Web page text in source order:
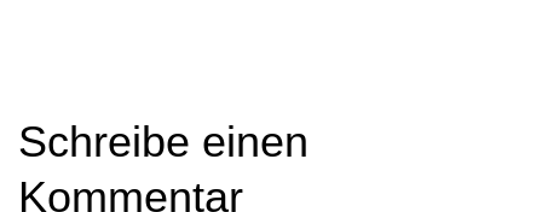
Schreibe einen
Kommentar